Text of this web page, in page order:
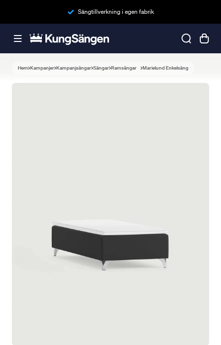
Sängtillverkning i egen fabrik
Hem Kampanjer Kampanjsängar Sängar Ramsängar Marielund Enkelsäng